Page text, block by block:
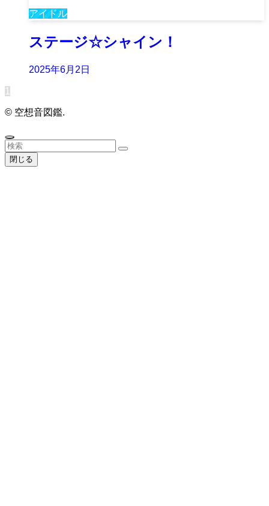
アイドル
ステージ☆シャイン！
2025年6月2日
1
© 空想音図鑑.
閉じる